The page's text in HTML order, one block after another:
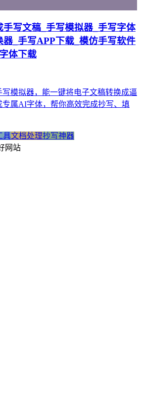
手写文稿_手写模拟器_手写字体
_手写APP下载_模仿手写软件
体下载
模拟器，能一键将电子文稿转换成逼
属AI字体，帮你高效完成抄写、填
具文档处理抄写神器
网站